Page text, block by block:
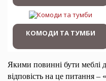
КОМОДИ ТА ТУМБИ
Якими повинні бути меблі
відповість на це питання